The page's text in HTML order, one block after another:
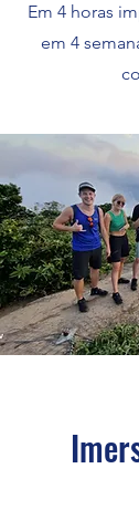
Em 4 horas
em 4